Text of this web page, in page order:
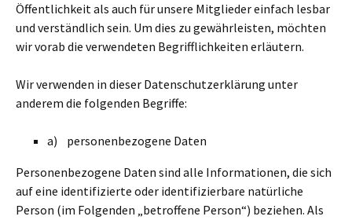
Öffentlichkeit als auch für unsere Mitglieder einfach lesbar
und verständlich sein. Um dies zu gewährleisten, möchten
wir vorab die verwendeten Begrifflichkeiten erläutern.
Wir verwenden in dieser Datenschutzerklärung unter
anderem die folgenden Begriffe:
a) personenbezogene Daten
Personenbezogene Daten sind alle Informationen, die sich
auf eine identifizierte oder identifizierbare natürliche
Person (im Folgenden „betroffene Person“) beziehen. Als